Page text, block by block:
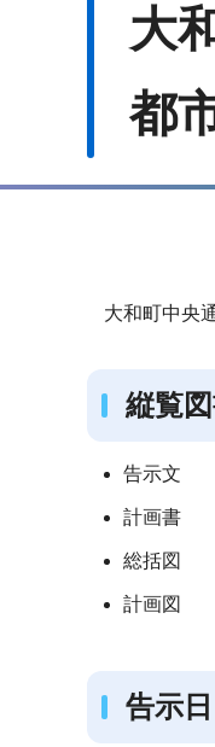
大
都
大和町中央
縦覧
告示文
計画書
総括図
計画図
告示日
ナ
ゲ
ー
ン
こ